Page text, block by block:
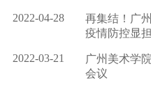
2022-04-28
再集结！广
疫情防控显
2022-03-21
广州美术学
会议